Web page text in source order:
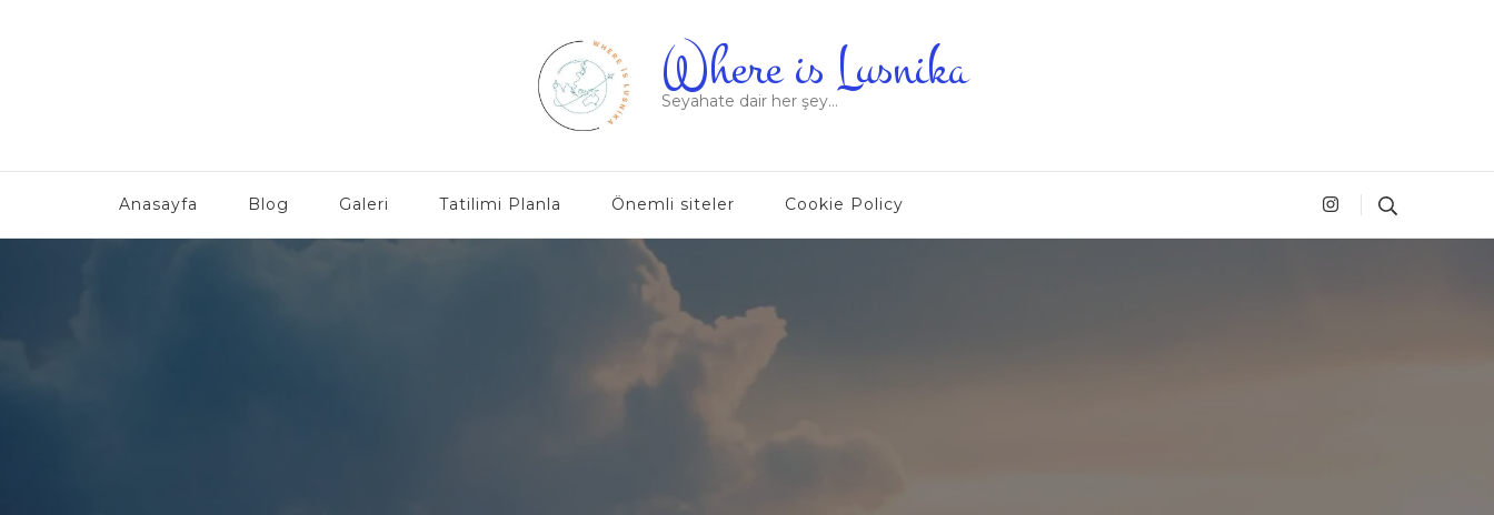
Where is Lusnika
Seyahate dair her şey…
Anasayfa Blog Galeri Tatilimi Planla Önemli siteler Cookie Policy